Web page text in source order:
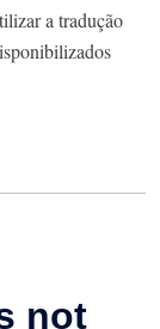
a tradução